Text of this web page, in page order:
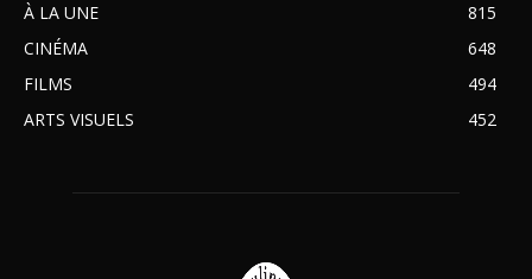
À LA UNE
815
CINÉMA
648
FILMS
494
ARTS VISUELS
452